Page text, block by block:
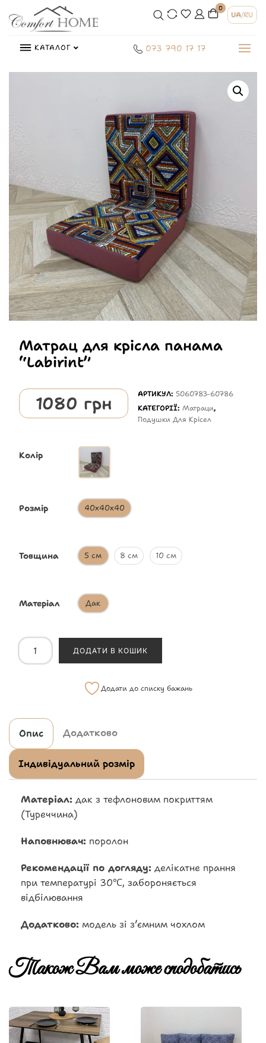
0
UA/RU
КАТАЛОГ 073 790 17 17
Матрац для крісла панама
“Labirint”
1080 грн АРТИКУЛ: 5060783-60786
КАТЕГОРІЇ:Матраци,
Подушки Для Крісел
Колір
Розмір 40х40х40
Товщина 5 см 8 см 10 см
Матеріал Дак
ДОДАТИ В КОШИК
Додати до списку бажань
Опис Додатково
Індивідуальний розмір
Матеріал: дак з тефлоновим покриттям
(Туреччина)
Наповнювач: поролон
Рекомендації по догляду: делікатне прання
при температурі 30℃, забороняється
відбілювання
Додатково: модель зі з’ємним чохлом
Також Вам може сподобатись